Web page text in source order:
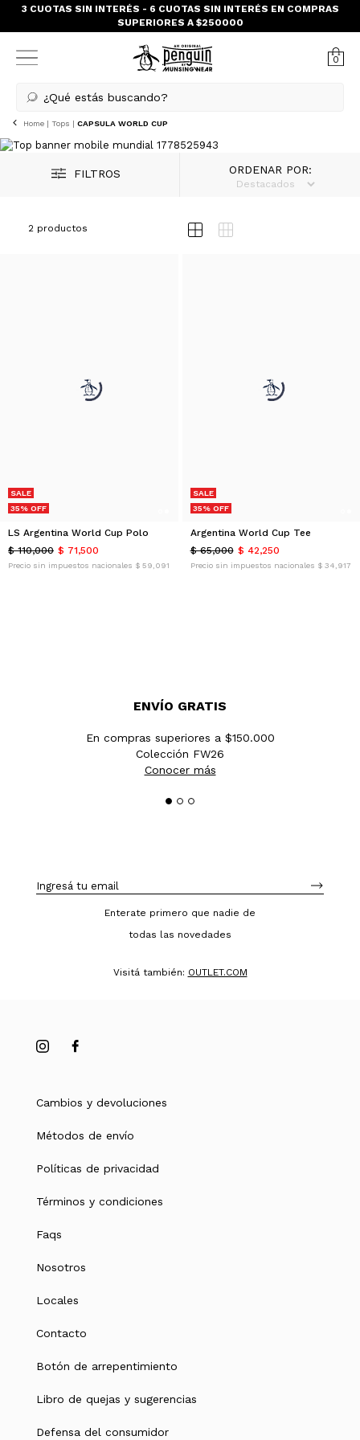
ENVIO GRATIS EN COMPRAS SUPERIORES A $150.000 - CABA Next
Day
0
¿Qué estás buscando?
Home | Tops | CAPSULA WORLD CUP
FILTROS ORDENAR POR:
2 productos
SALE
35% OFF
LS Argentina World Cup Polo
$ 110,000 $ 71,500
Precio sin impuestos nacionales $ 59,091
SALE
35% OFF
Argentina World Cup Tee
$ 65,000 $ 42,250
Precio sin impuestos nacionales $ 34,917
ENVÍO GRATIS
En compras superiores a $150.000
Colección FW26
Conocer más
Enterate primero que nadie de
todas las novedades
Visitá también: OUTLET.COM
Cambios y devoluciones
Métodos de envío
Políticas de privacidad
Términos y condiciones
Faqs
Nosotros
Locales
Contacto
Botón de arrepentimiento
Libro de quejas y sugerencias
Defensa del consumidor